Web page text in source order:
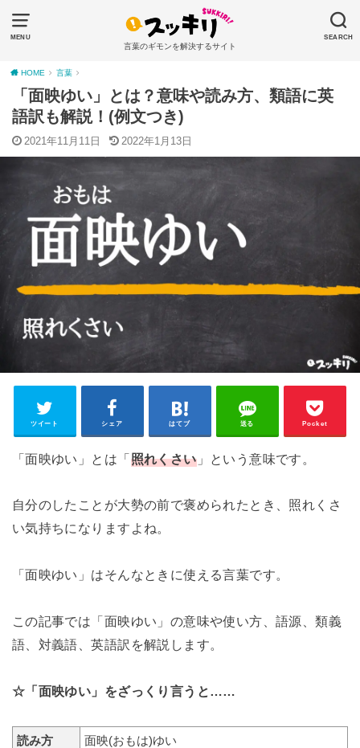
MENU SEARCH
言葉のギモンを解決するサイト
HOME 言葉
「面映ゆい」とは？意味や読み方、類語に英
語訳も解説！(例文つき)
2021年11月11日 2022年1月13日
ツイート シェア はてブ 送る Pocket
「面映ゆい」とは「照れくさい」という意味です。
自分のしたことが大勢の前で褒められたとき、照れくさ
い気持ちになりますよね。
「面映ゆい」はそんなときに使える言葉です。
この記事では「面映ゆい」の意味や使い方、語源、類義
語、対義語、英語訳を解説します。
☆「面映ゆい」をざっくり言うと……
読み方 面映(おもは)ゆい